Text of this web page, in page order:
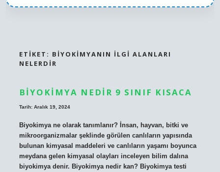
ETIKET: BIYOKIMYANIN ILGI ALANLARI
NELERDIR
BIYOKIMYA NEDIR 9 SINIF KISACA
Tarih: Aralık 19, 2024
Biyokimya ne olarak tanımlanır? İnsan, hayvan, bitki ve
mikroorganizmalar şeklinde görülen canlıların yapısında
bulunan kimyasal maddeleri ve canlıların yaşamı boyunca
meydana gelen kimyasal olayları inceleyen bilim dalına
biyokimya denir. Biyokimya nedir kan? Biyokimya testi